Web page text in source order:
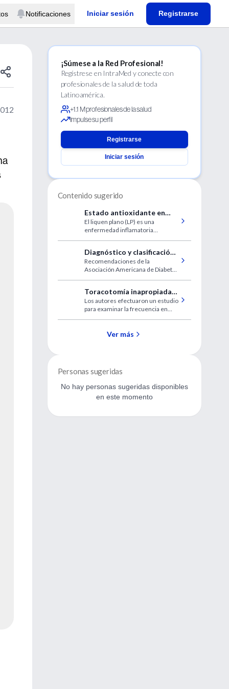
Notificaciones Iniciar sesión Registrarse
¡Súmese a la Red Profesional!
Regístrese en IntraMed y conecte con
profesionales de la salud de toda
Latinoamérica.
+1.1 M profesionales de la salud
Impulse su perfil
Registrarse
Iniciar sesión
Contenido sugerido
Estado antioxidante en
pacientes con liquen plano
El liquen plano (LP) es una
enfermedad inflamatoria
Diagnóstico y clasificación
de la diabetes mellitus (I)
Recomendaciones de la
Asociación Americana de Diabetes
de la diabetes.
Toracotomía inapropiada
en el departamento de
emergencia
Los autores efectuaron un estudio
para examinar la frecuencia en
de emergencia, en pacientes sin
Ver más
Personas sugeridas
No hay personas sugeridas disponibles
en este momento